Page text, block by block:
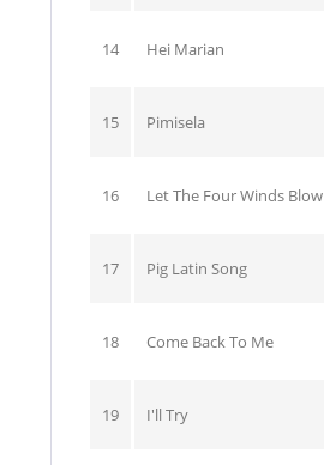
14 Hei Marian
15 Pimisela
16 Let The Four Winds Blow
17 Pig Latin Song
18 Come Back To Me
19 I'll Try